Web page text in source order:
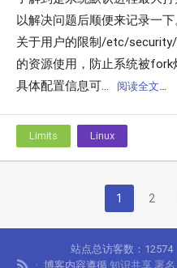
以解决问题后顺便来记录一
关于用户的限制/etc/
的资源使用，防止系统被fork
具体配置信息可...
阅读全文…
Limits Linux
1 2
站点总访客数： 12574